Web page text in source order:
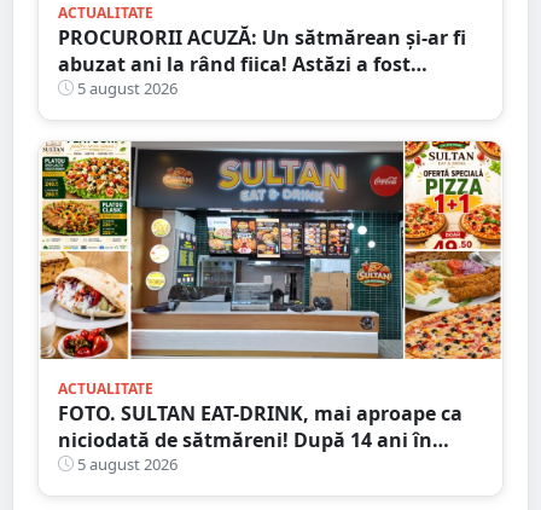
ACTUALITATE
PROCURORII ACUZĂ: Un sătmărean și-ar fi
abuzat ani la rând fiica! Astăzi a fost
arestat!
5 august 2026
ACTUALITATE
FOTO. SULTAN EAT-DRINK, mai aproape ca
niciodată de sătmăreni! După 14 ani în
Micro 17, și-a deschis porțile în Shopping
City Satu Mare
5 august 2026